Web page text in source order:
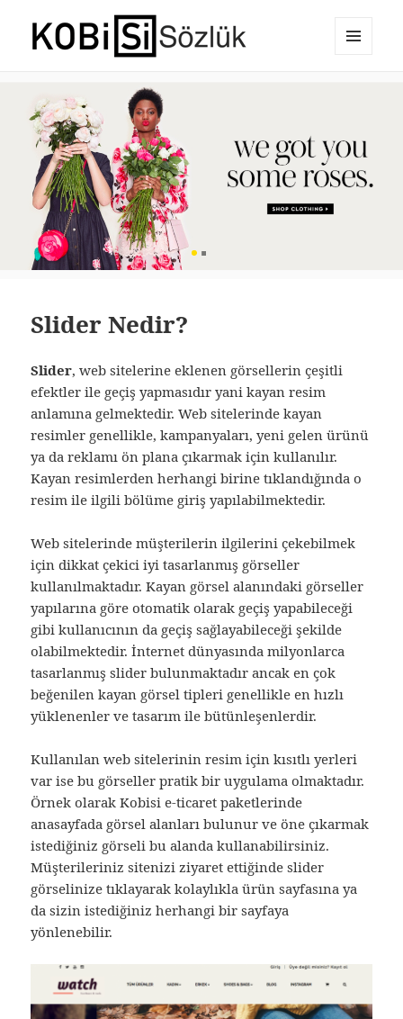
E-Ticaret Sözlüğü
Slider Nedir?
Slider, web sitelerine eklenen görsellerin çeşitli
efektler ile geçiş yapmasıdır yani kayan resim
anlamına gelmektedir. Web sitelerinde kayan
resimler genellikle, kampanyaları, yeni gelen ürünü
ya da reklamı ön plana çıkarmak için kullanılır.
Kayan resimlerden herhangi birine tıklandığında o
resim ile ilgili bölüme giriş yapılabilmektedir.
Web sitelerinde müşterilerin ilgilerini çekebilmek
için dikkat çekici iyi tasarlanmış görseller
kullanılmaktadır. Kayan görsel alanındaki görseller
yapılarına göre otomatik olarak geçiş yapabileceği
gibi kullanıcının da geçiş sağlayabileceği şekilde
olabilmektedir. İnternet dünyasında milyonlarca
tasarlanmış slider bulunmaktadır ancak en çok
beğenilen kayan görsel tipleri genellikle en hızlı
yüklenenler ve tasarım ile bütünleşenlerdir.
Kullanılan web sitelerinin resim için kısıtlı yerleri
var ise bu görseller pratik bir uygulama olmaktadır.
Örnek olarak Kobisi e-ticaret paketlerinde
anasayfada görsel alanları bulunur ve öne çıkarmak
istediğiniz görseli bu alanda kullanabilirsiniz.
Müşterileriniz sitenizi ziyaret ettiğinde slider
görselinize tıklayarak kolaylıkla ürün sayfasına ya
da sizin istediğiniz herhangi bir sayfaya
yönlenebilir.